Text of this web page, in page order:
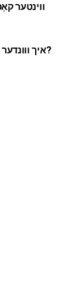
ווינטער
איך ווונדער ווו פליען בוללפינטשעס זומער?